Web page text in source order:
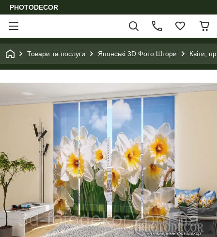
PHOTODECOR
Товари та послуги Японські 3D Фото Штори Квіти,